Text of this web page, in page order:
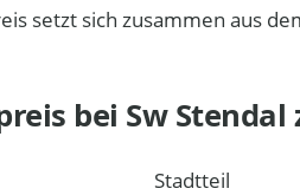
setzt sich zusammen aus
bei Sw Stendal
Stadtteil